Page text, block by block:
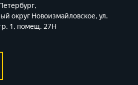
округ Новоизмайловское, ул.
1, помещ. 27Н